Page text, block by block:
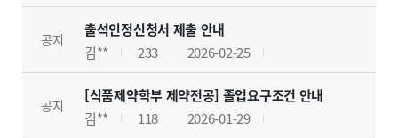
공지
출석인정신청서 제출 안내
김**
233 2026-02-25
공지
[식품제약학부 제약전공] 졸업요구조건 안내
김**
118 2026-01-29